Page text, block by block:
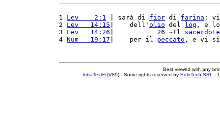
1 Lev    2:1 | sarà di fior di farina ;
2 Lev   14:15 |    dell' olio del log , e
3 Lev   14:26 |           26 ~Il sacerdote
4 Num   19:17 |    per il peccato , e vi
Best viewed with any
IntraText®(V89) - Some rights reserved by EuloTech SRL -